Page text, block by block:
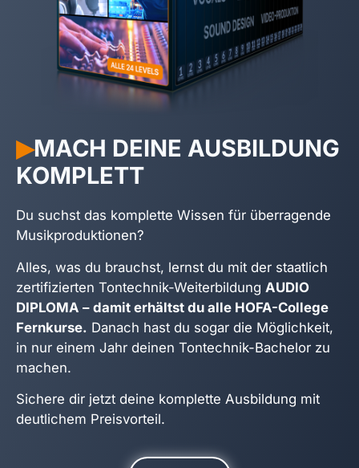
▶︎MACH DEINE AUSBILDUNG
KOMPLETT
Du suchst das komplette Wissen für überragende
Musikproduktionen?
Alles, was du brauchst, lernst du mit der staatlich
zertifizierten Tontechnik-Weiterbildung AUDIO
DIPLOMA – damit erhältst du alle HOFA-College
Fernkurse. Danach hast du sogar die Möglichkeit,
in nur einem Jahr deinen Tontechnik-Bachelor zu
machen.
Sichere dir jetzt deine komplette Ausbildung mit
deutlichem Preisvorteil.